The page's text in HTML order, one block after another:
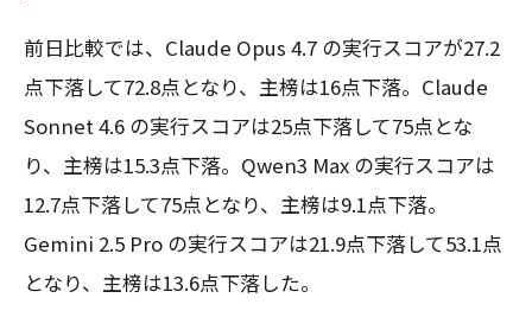
前日比較では、Claude Opus 4.7 の実行スコアが27.2
点下落して72.8点となり、主榜は16点下落。Claude
Sonnet 4.6 の実行スコアは25点下落して75点とな
り、主榜は15.3点下落。Qwen3 Max の実行スコアは
12.7点下落して75点となり、主榜は9.1点下落。
Gemini 2.5 Pro の実行スコアは21.9点下落して53.1点
となり、主榜は13.6点下落した。